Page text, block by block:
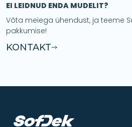
EI LEIDNUD ENDA MUDELIT?
Võta meiega ühendust, ja teeme
pakkumise!
KONTAKT